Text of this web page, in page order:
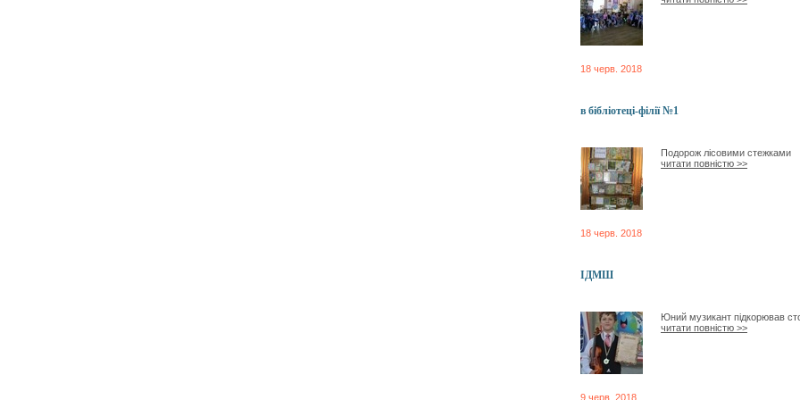
18 черв. 2018
в бібліотеці-філії №1
Подорож лісовими стежками
читати повністю >>
18 черв. 2018
ІДМШ
Юний музикант підкорював
читати повністю >>
9 черв. 2018